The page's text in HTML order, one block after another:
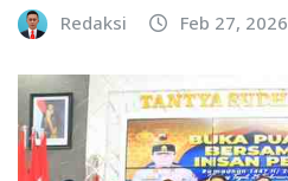
Redaksi Feb 27, 2026